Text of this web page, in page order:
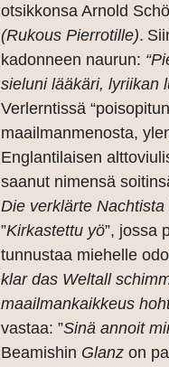
otsikkonsa Arnold
(Rukous Pierrotille).
kadonneen naurun:
sieluni lääkäri, lyriikan
Verlerntissä
maailmanmenosta,
Englantilaisen
saanut nimensä
Die verklärte Nachtista
”Kirkastettu yö”, jossa
tunnustaa miehelle
klar das Weltall
maailmankaikkeus
vastaa: ”Sinä annoit
Beamishin Glanz on